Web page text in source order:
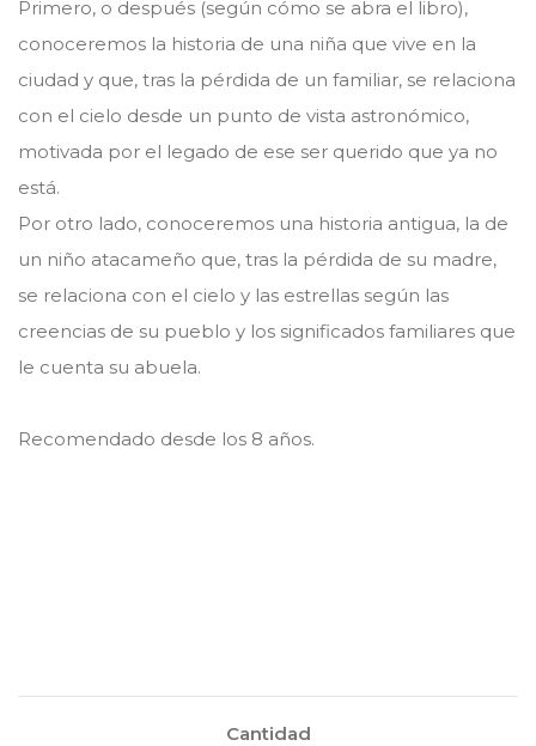
Primero, o después (según cómo se abra el libro),
conoceremos la historia de una niña que vive en la
ciudad y que, tras la pérdida de un familiar, se relaciona
con el cielo desde un punto de vista astronómico,
motivada por el legado de ese ser querido que ya no
está.
Por otro lado, conoceremos una historia antigua, la de
un niño atacameño que, tras la pérdida de su madre,
se relaciona con el cielo y las estrellas según las
creencias de su pueblo y los significados familiares que
le cuenta su abuela.
Recomendado desde los 8 años.
Cantidad